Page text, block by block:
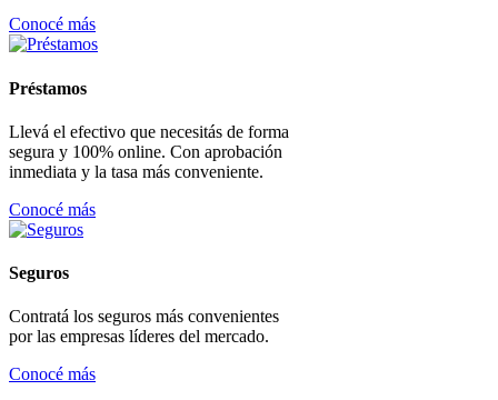
Conocé más
Préstamos
Llevá el efectivo que necesitás de forma
segura y 100% online. Con aprobación
inmediata y la tasa más conveniente.
Conocé más
Seguros
Contratá los seguros más convenientes
por las empresas líderes del mercado.
Conocé más